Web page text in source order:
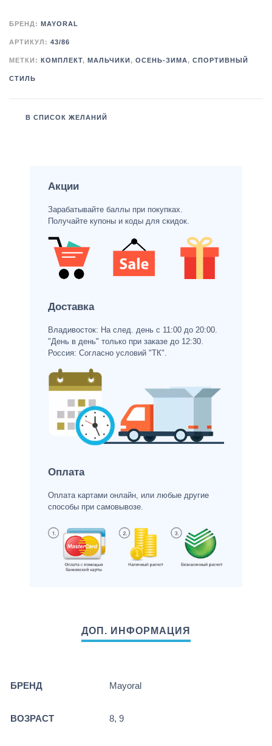
БРЕНД: MAYORAL
АРТИКУЛ: 43/86
МЕТКИ: КОМПЛЕКТ, МАЛЬЧИКИ , ОСЕНЬ-ЗИМА, СПОРТИВНЫЙ
СТИЛЬ
В СПИСОК ЖЕЛАНИЙ
Акции
Зарабатывайте баллы при покупках.
Получайте купоны и коды для скидок.
Доставка
Владивосток: На след. день с 11:00 до 20:00.
"День в день" только при заказе до 12:30.
Россия: Согласно условий "ТК".
Оплата
Оплата картами онлайн, или любые другие
способы при самовывозе.
БРЕНД Mayoral
ВОЗРАСТ 8, 9